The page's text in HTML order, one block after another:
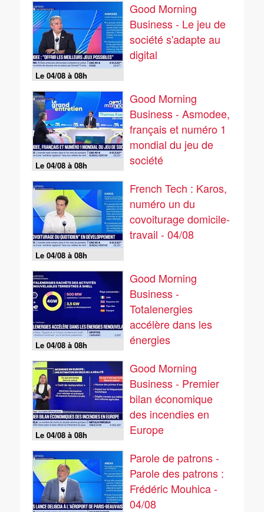
Le 04/08 à 08h
Good Morning
Business - Le jeu de
société s'adapte au
digital
Le 04/08 à 08h
Good Morning
Business - Asmodee,
français et numéro 1
mondial du jeu de
société
Le 04/08 à 08h
French Tech : Karos,
numéro un du
covoiturage domicile-
travail - 04/08
Le 04/08 à 08h
Good Morning
Business -
Totalenergies
accélère dans les
énergies
Le 04/08 à 08h
Good Morning
Business - Premier
bilan économique
des incendies en
Europe
Parole de patrons -
Parole des patrons :
Frédéric Mouhica -
04/08